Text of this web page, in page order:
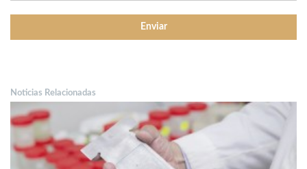
Noticias Relacionadas